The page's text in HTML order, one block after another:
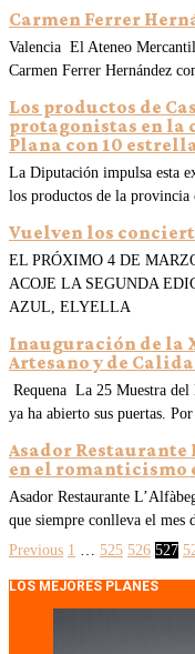
Carmen Ferrer
Valencia El Ateneo
Carmen Ferrer Hernández
Los productos de
protagonistas en la
Plana con 10
La Diputación impulsa esta
los productos de la
Vuelven los
EL PRÓXIMO 4 DE
ACOJE LA SEGUNDA
AZUL, ELYELLA
Inauguración de la
Artesano y de
Requena La 25 Muestra del
ya ha abierto sus puertas.
Asador Restaurante
en el romanticismo
Asador Restaurante
que siempre conlleva el mes
Previous 1 … 525 526 527
LOS MEJORES PLANES